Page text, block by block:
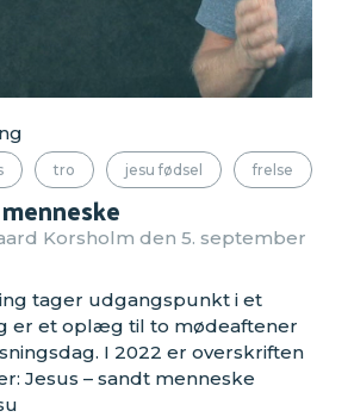
tro jesu fødsel frelse
Korsholm den 5. september
tager udgangspunkt i et
er et oplæg til to mødeaftener
I 2022 er overskriften
Jesus – sandt menneske